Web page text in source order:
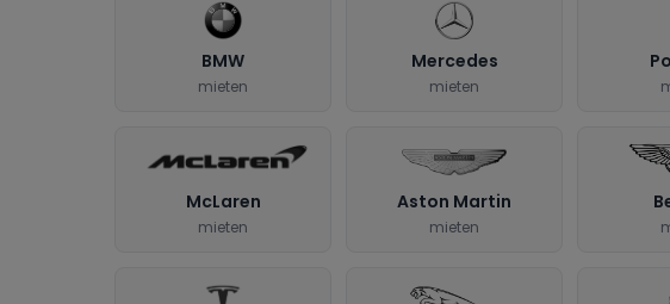
BMW
mieten
Mercedes
mieten
McLaren
mieten
Aston Martin
mieten